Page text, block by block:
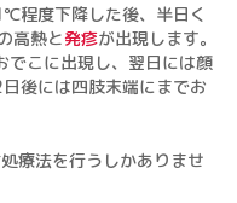
程度下降した後、半日く
高熱と発疹が出現します。
でこに出現し、翌日には顔
後には四肢末端にまでお
療法を行うしかありませ